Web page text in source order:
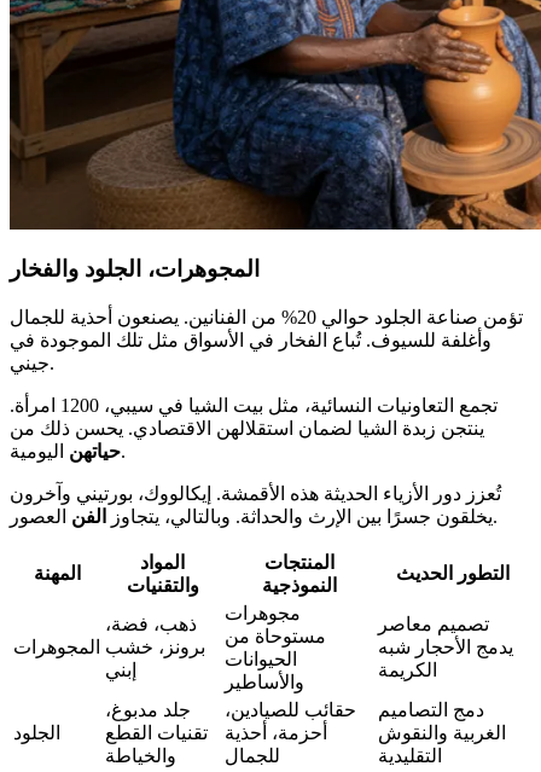
المجوهرات، الجلود والفخار
تؤمن صناعة الجلود حوالي 20% من الفنانين. يصنعون أحذية للجمال
وأغلفة للسيوف. تُباع الفخار في الأسواق مثل تلك الموجودة في
جيني.
تجمع التعاونيات النسائية، مثل بيت الشيا في سيبي، 1200 امرأة.
ينتجن زبدة الشيا لضمان استقلالهن الاقتصادي. يحسن ذلك من
حياتهناليومية.
تُعزز دور الأزياء الحديثة هذه الأقمشة. إيكالووك، بورتيني وآخرون
يخلقون جسرًا بين الإرث والحداثة. وبالتالي، يتجاوز
الفن العصور.
المهنة
المواد
والتقنيات
المنتجات
النموذجية
التطور الحديث
المجوهرات
ذهب، فضة،
برونز، خشب
إبني
مجوهرات
مستوحاة من
الحيوانات
والأساطير
تصميم معاصر
يدمج الأحجار شبه
الكريمة
الجلود
جلد مدبوغ،
تقنيات القطع
والخياطة
حقائب للصيادين،
أحزمة، أحذية
للجمال
دمج التصاميم
الغربية والنقوش
التقليدية